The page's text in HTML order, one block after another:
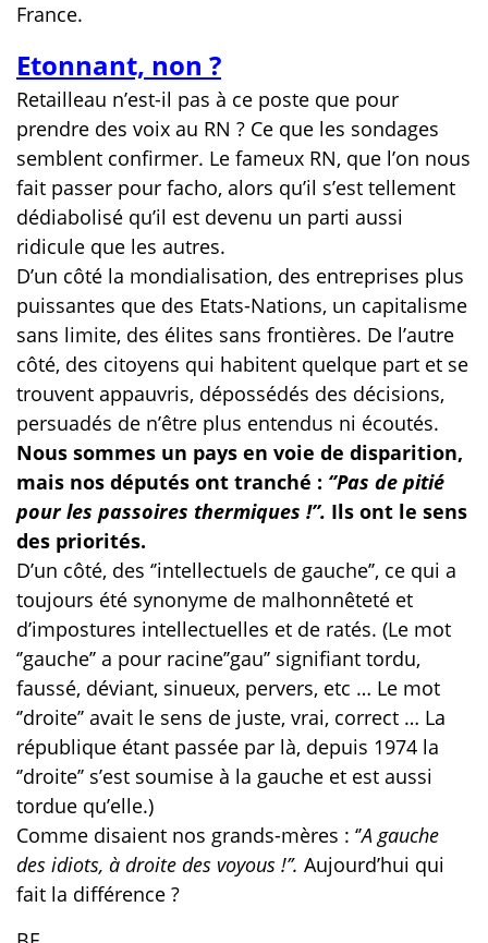
France.
Etonnant, non ?
Retailleau n’est-il pas à ce poste que pour
prendre des voix au RN ? Ce que les sondages
semblent confirmer. Le fameux RN, que l’on nous
fait passer pour facho, alors qu’il s’est tellement
dédiabolisé qu’il est devenu un parti aussi
ridicule que les autres.
D’un côté la mondialisation, des entreprises plus
puissantes que des Etats-Nations, un capitalisme
sans limite, des élites sans frontières. De l’autre
côté, des citoyens qui habitent quelque part et se
trouvent appauvris, dépossédés des décisions,
persuadés de n’être plus entendus ni écoutés.
Nous sommes un pays en voie de disparition,
mais nos députés ont tranché : ‘’Pas de pitié
pour les passoires thermiques !’’. Ils ont le sens
des priorités.
D’un côté, des ‘’intellectuels de gauche’’, ce qui a
toujours été synonyme de malhonnêteté et
d’impostures intellectuelles et de ratés. (Le mot
‘’gauche’’ a pour racine’’gau’’ signifiant tordu,
faussé, déviant, sinueux, pervers, etc … Le mot
‘’droite’’ avait le sens de juste, vrai, correct … La
république étant passée par là, depuis 1974 la
‘’droite’’ s’est soumise à la gauche et est aussi
tordue qu’elle.)
Comme disaient nos grands-mères : ‘’A gauche
des idiots, à droite des voyous !’’. Aujourd’hui qui
fait la différence ?